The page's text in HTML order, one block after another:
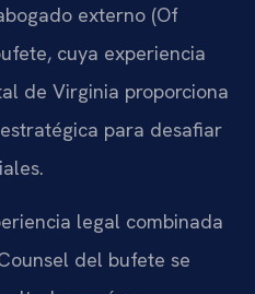
externo (Of
cuya experiencia
de Virginia proporciona
para desafiar
legal combinada
del bufete se